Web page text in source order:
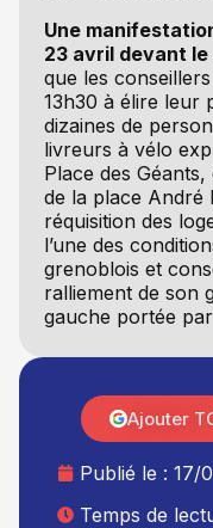
Une
23 avril devant
que les
13h30 à élire leur
dizaines de
livreurs à vélo
Place des
de la place André
réquisition des
l’une des
grenoblois et
ralliement de son
gauche portée
Publié le : 17/
Temps de
Ajouter